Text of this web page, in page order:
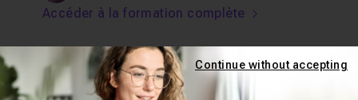
Accéder à la formation complète